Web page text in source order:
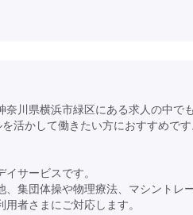
川県横浜市緑区にある求人の中で
活かして働きたい方におすすめです
サービスです。
集団体操や物理療法、マシントレー
者さまにご対応します。